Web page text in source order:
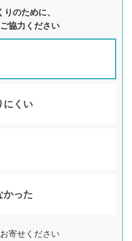
のために、
協力ください
にくい
かった
寄せください